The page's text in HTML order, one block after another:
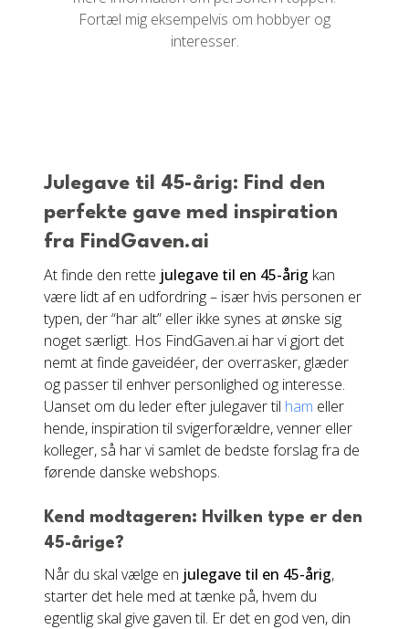
Fortæl mig eksempelvis om hobbyer og
interesser.
Julegave til 45-årig: Find den
perfekte gave med inspiration
fra FindGaven.ai
At finde den rette julegave til en 45-årig kan
være lidt af en udfordring – især hvis personen er
typen, der “har alt” eller ikke synes at ønske sig
noget særligt. Hos FindGaven.ai har vi gjort det
nemt at finde gaveidéer, der overrasker, glæder
og passer til enhver personlighed og interesse.
Uanset om du leder efter julegaver til ham eller
hende, inspiration til svigerforældre, venner eller
kolleger, så har vi samlet de bedste forslag fra de
førende danske webshops.
Kend modtageren: Hvilken type er den
45-årige?
Når du skal vælge en julegave til en 45-årig,
starter det hele med at tænke på, hvem du
egentlig skal give gaven til. Er det en god ven, din